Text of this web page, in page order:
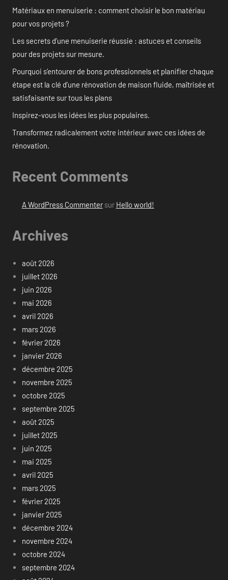
Matériaux en menuiserie : comment choisir le bon matériau
pour vos projets ?
Les secrets d’une menuiserie réussie : astuces et conseils
pour des projets sur mesure.
Pourquoi s’entourer de bons professionnels et planifier chaque
étape est la clé d’une rénovation de maison fluide, maîtrisée et
satisfaisante sur tous les plans
Inspirez-vous les idées les plus populaires.
Transformez radicalement votre intérieur avec ces idées de
rénovation.
Recent Comments
A WordPress Commentersur Hello world!
Archives
août 2026
juillet 2026
juin 2026
mai 2026
avril 2026
mars 2026
février 2026
janvier 2026
décembre 2025
novembre 2025
octobre 2025
septembre 2025
août 2025
juillet 2025
juin 2025
mai 2025
avril 2025
mars 2025
février 2025
janvier 2025
décembre 2024
novembre 2024
octobre 2024
septembre 2024